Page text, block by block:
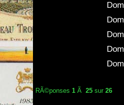
RÃ©ponses1 Ã25 sur26